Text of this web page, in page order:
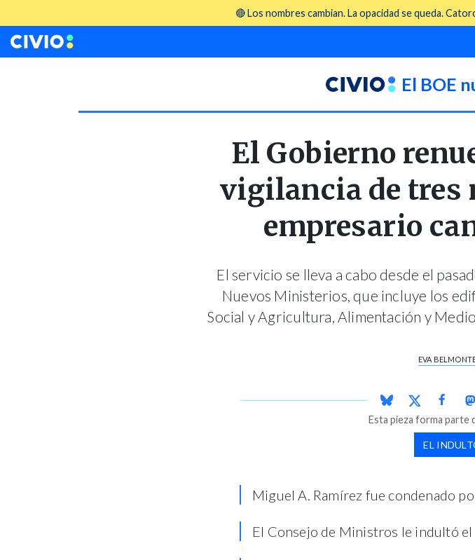
🔴 Los nombres cambian. La opacidad se queda.
El BOE
El Gobierno
vigilancia de tres
empresario
El servicio se lleva a cabo desde el
Nuevos Ministerios, que incluye los
Social y Agricultura, Alimentación y
EVA
Esta pieza forma parte
EL
Miguel A. Ramírez fue condenado
El Consejo de Ministros le indultó